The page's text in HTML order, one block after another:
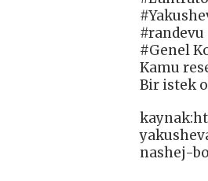
#randevu
#Genel
Kamu
Bir istek
nashej-